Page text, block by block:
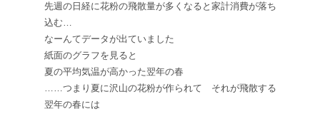
先週の日経に花粉の飛散量が多くなると家計消費が落ち
込む…
なーんてデータが出ていました
紙面のグラフを見ると
夏の平均気温が高かった翌年の春
……つまり夏に沢山の花粉が作られて それが飛散する
翌年の春には